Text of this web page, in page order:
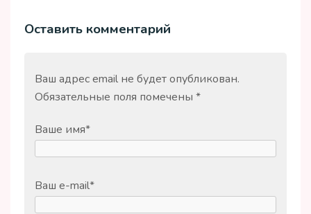
Оставить комментарий
Ваш адрес email не будет опубликован.
Обязательные поля помечены *
Ваше имя*
Ваш e-mail*